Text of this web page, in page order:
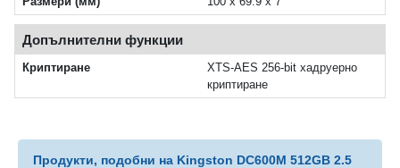
Допълнителни функции
Криптиране
XTS-AES 256-bit хадруерно
криптиране
Продукти, подобни на Kingston DC600M 512GB 2.5